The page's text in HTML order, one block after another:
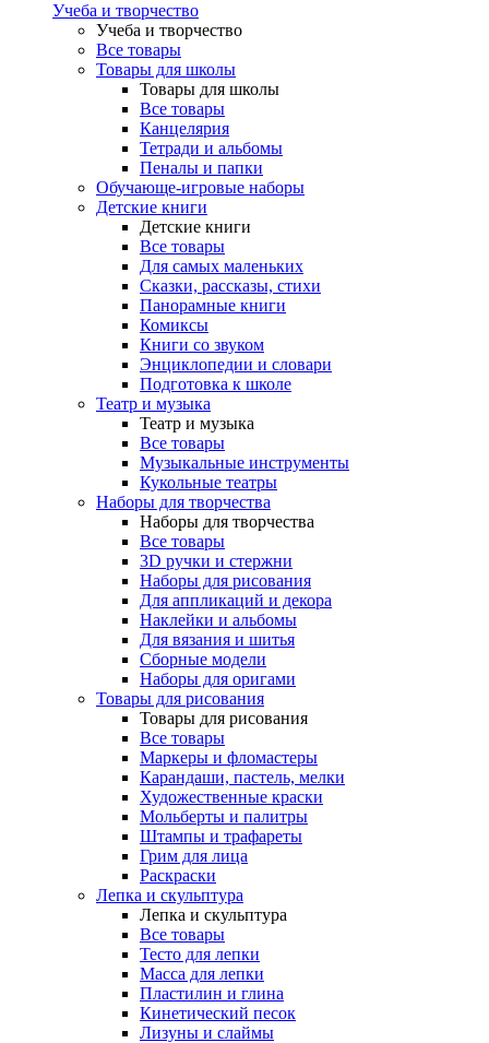
Учеба и творчество
Учеба и творчество
Все товары
Товары для школы
Товары для школы
Все товары
Канцелярия
Тетради и альбомы
Пеналы и папки
Обучающе-игровые наборы
Детские книги
Детские книги
Все товары
Для самых маленьких
Сказки, рассказы, стихи
Панорамные книги
Комиксы
Книги со звуком
Энциклопедии и словари
Подготовка к школе
Театр и музыка
Театр и музыка
Все товары
Музыкальные инструменты
Кукольные театры
Наборы для творчества
Наборы для творчества
Все товары
3D ручки и стержни
Наборы для рисования
Для аппликаций и декора
Наклейки и альбомы
Для вязания и шитья
Сборные модели
Наборы для оригами
Товары для рисования
Товары для рисования
Все товары
Маркеры и фломастеры
Карандаши, пастель, мелки
Художественные краски
Мольберты и палитры
Штампы и трафареты
Грим для лица
Раскраски
Лепка и скульптура
Лепка и скульптура
Все товары
Тесто для лепки
Масса для лепки
Пластилин и глина
Кинетический песок
Лизуны и слаймы